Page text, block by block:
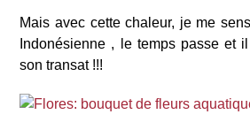
Mais avec cette chaleur, je me
Indonésienne , le temps passe et
son transat !!!